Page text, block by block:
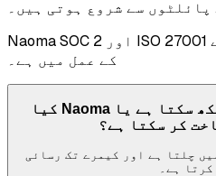
پائلٹوں سے شروع ہوتی ہیں۔
Naoma SOC 2 اور ISO 27001 سرٹیفیکیشن حاصل کرنے
کے عمل میں ہے۔
کیا Naoma وزیٹر کے کیمرے کو دیکھ سکتا ہے یا
کر سکتا ہے؟
چلتا ہے اور کیمرے تک رسائی
ہے۔